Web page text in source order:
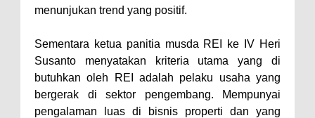
Narkoba
Anggota dan Beri Reward 8
Personel Berprestasi
menunjukan trend yang positif.
Sementara ketua panitia musda REI ke IV Heri
Susanto menyatakan kriteria utama yang di
butuhkan oleh REI adalah pelaku usaha yang
bergerak di sektor pengembang. Mempunyai
pengalaman luas di bisnis properti dan yang